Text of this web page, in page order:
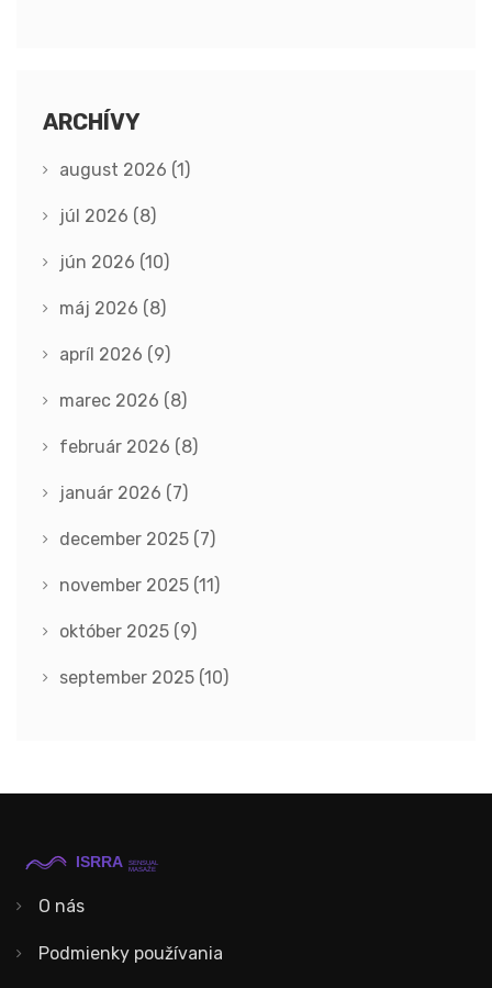
ARCHÍVY
august 2026 (1)
júl 2026 (8)
jún 2026 (10)
máj 2026 (8)
apríl 2026 (9)
marec 2026 (8)
február 2026 (8)
január 2026 (7)
december 2025 (7)
november 2025 (11)
október 2025 (9)
september 2025 (10)
O nás
Podmienky používania